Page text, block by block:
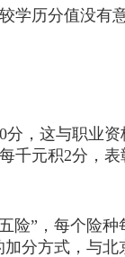
历分值没有
，这与职业资
千元积2分，
”，每个险种
分方式，与